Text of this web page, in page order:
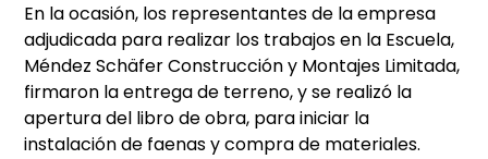
En la ocasión, los representantes de la empresa
adjudicada para realizar los trabajos en la Escuela,
Méndez Schäfer Construcción y Montajes Limitada,
firmaron la entrega de terreno, y se realizó la
apertura del libro de obra, para iniciar la
instalación de faenas y compra de materiales.